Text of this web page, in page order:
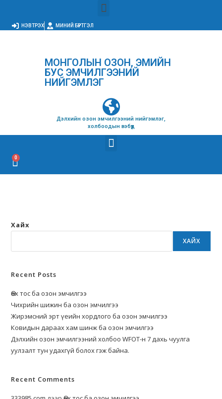
НЭВТРЭХ МИНИЙ БҮРТГЭЛ
МОНГОЛЫН ОЗОН, ЭМИЙН
БУС ЭМЧИЛГЭЭНИЙ
НИЙГЭМЛЭГ
Дэлхийн озон эмчилгээний нийгэмлэг,
холбоодын вэбүүд
Хайх
ХАЙХ
Recent Posts
Өөх тос ба озон эмчилгээ
Чихрийн шижин ба озон эмчилгээ
Жирэмсний эрт үеийн хордлого ба озон эмчилгээ
Ковидын дараах хам шинж ба озон эмчилгээ
Дэлхийн озон эмчилгээний холбоо WFOT-н 7 дахь чуулга
уулзалт тун удахгүй болох гэж байна.
Recent Comments